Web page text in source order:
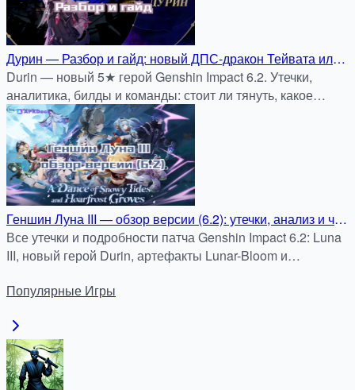
Дурин — Разбор и гайд: новый ДПС-дракон Тейвата или
просто легенда?
Durin — новый 5★ герой Genshin Impact 6.2. Утечки,
аналитика, билды и команды: стоит ли тянуть, какое
оружие и артефакты подойдут лучше всего.
Геншин Луна III — обзор версии (6.2): утечки, анализ и что
готовить игроку
Все утечки и подробности патча Genshin Impact 6.2: Luna
III, новый герой Durin, артефакты Lunar-Bloom и
Популярные Игры